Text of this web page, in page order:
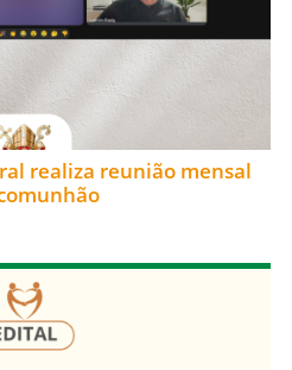
realiza reunião mensal